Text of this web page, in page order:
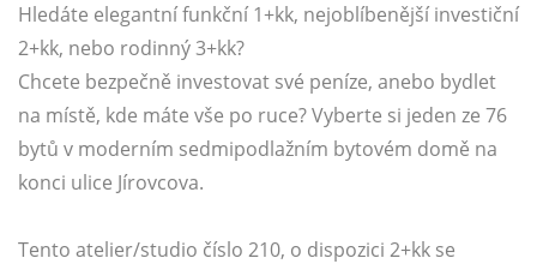
Hledáte elegantní funkční 1+kk, nejoblíbenější investiční
2+kk, nebo rodinný 3+kk?
Chcete bezpečně investovat své peníze, anebo bydlet
na místě, kde máte vše po ruce? Vyberte si jeden ze 76
bytů v moderním sedmipodlažním bytovém domě na
konci ulice Jírovcova.
Tento atelier/studio číslo 210, o dispozici 2+kk se